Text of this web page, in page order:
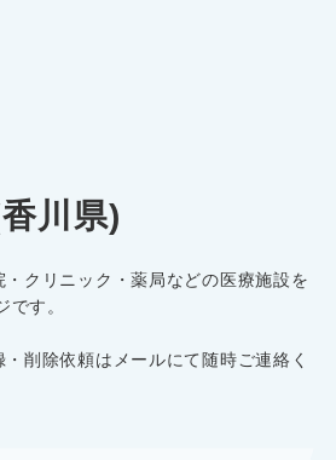
川県)
クリニック・薬局などの医療施設を
です。
削除依頼はメールにて随時ご連絡く